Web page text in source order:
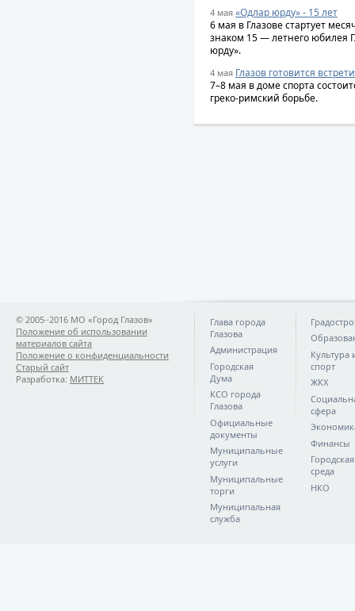
4 мая «Одлар юрду» - 15 лет
6 мая в Глазове стартует
знаком 15 — летнего юбилея
юрду».
4 мая Глазов готовится
7–8 мая в доме спорта
греко-римский борьбе.
© 2005−2016 МО «Город Глазов»
Положение об использовании
материалов сайта
Положение о конфиденциальности
Старый сайт
Разработка: МИТТЕК
Глава города
Глазова
Администрация
Городская
Дума
КСО города
Глазова
Официальные
документы
Муниципальные
услуги
Муниципальные
торги
Муниципальная
служба
Культура
спорт
ЖКХ
сфера
Финансы
Городская
среда
НКО